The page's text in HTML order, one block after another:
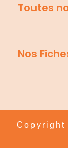
Toutes
Nos
Copyright